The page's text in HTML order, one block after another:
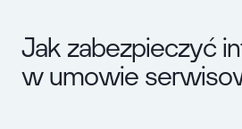
Jak zabezpieczyć
w umowie